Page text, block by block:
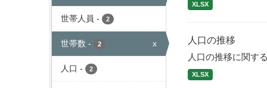
世帯人員 - 2
世帯数 - 2 x
人口 - 2
XLSX
人口の推移
人口の推移に関す
XLSX